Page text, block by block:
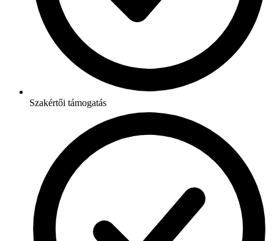
Szakértői támogatás